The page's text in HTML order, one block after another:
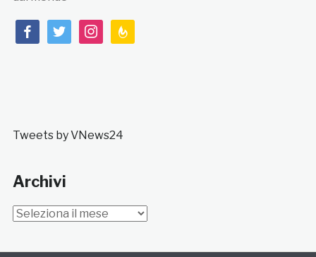
facebooktwitterinstagramfeedburner
Tweets by VNews24
Archivi
Archivi